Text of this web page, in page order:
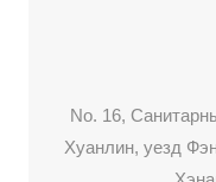
No. 16,
Хуанлин, уезд